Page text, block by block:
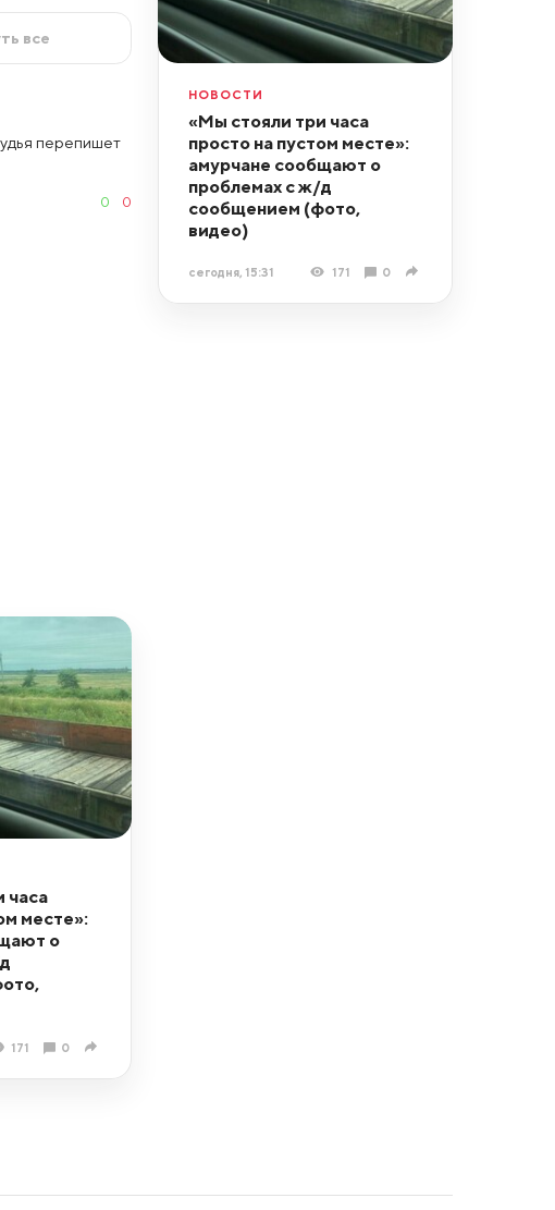
все
перепишет
0 0
НОВОСТИ
«Мы стояли три часа
просто на пустом месте»:
амурчане сообщают о
проблемах с ж/д
сообщением (фото,
видео)
сегодня, 15:31 171 0
часа
месте»:
о
171 0